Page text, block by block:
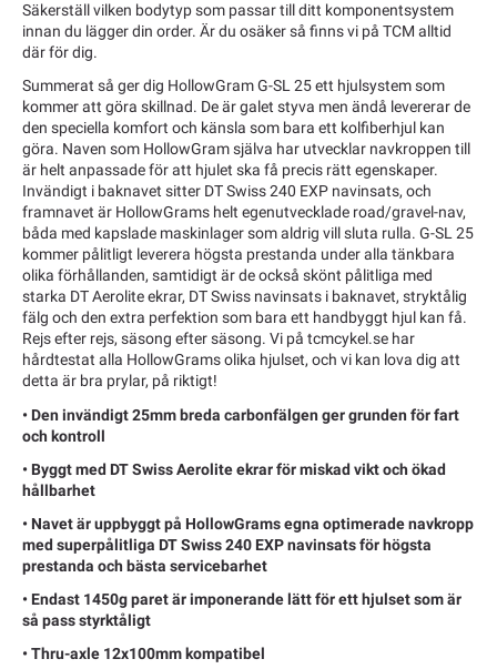
Säkerställ vilken bodytyp som passar till ditt komponentsystem
innan du lägger din order. Är du osäker så finns vi på TCM alltid
där för dig.
Summerat så ger dig HollowGram G-SL 25 ett hjulsystem som
kommer att göra skillnad. De är galet styva men ändå levererar de
den speciella komfort och känsla som bara ett kolfiberhjul kan
göra. Naven som HollowGram själva har utvecklar navkroppen till
är helt anpassade för att hjulet ska få precis rätt egenskaper.
Invändigt i baknavet sitter DT Swiss 240 EXP navinsats, och
framnavet är HollowGrams helt egenutvecklade road/gravel-nav,
båda med kapslade maskinlager som aldrig vill sluta rulla. G-SL 25
kommer pålitligt leverera högsta prestanda under alla tänkbara
olika förhållanden, samtidigt är de också skönt pålitliga med
starka DT Aerolite ekrar, DT Swiss navinsats i baknavet, stryktålig
fälg och den extra perfektion som bara ett handbyggt hjul kan få.
Rejs efter rejs, säsong efter säsong. Vi på tcmcykel.se har
hårdtestat alla HollowGrams olika hjulset, och vi kan lova dig att
detta är bra prylar, på riktigt!
• Den invändigt 25mm breda carbonfälgen ger grunden för fart
och kontroll
• Byggt med DT Swiss Aerolite ekrar för miskad vikt och ökad
hållbarhet
• Navet är uppbyggt på HollowGrams egna optimerade navkropp
med superpålitliga DT Swiss 240 EXP navinsats för högsta
prestanda och bästa servicebarhet
• Endast 1450g paret är imponerande lätt för ett hjulset som är
så pass styrktåligt
• Thru-axle 12x100mm kompatibel